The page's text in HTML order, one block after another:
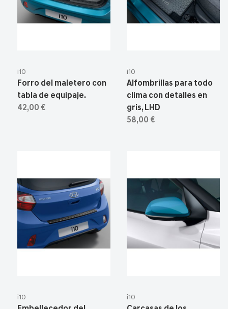
i10
Forro del maletero con
tabla de equipaje.
42,00 €
i10
Alfombrillas para todo
clima con detalles en
gris, LHD
58,00 €
i10 i10